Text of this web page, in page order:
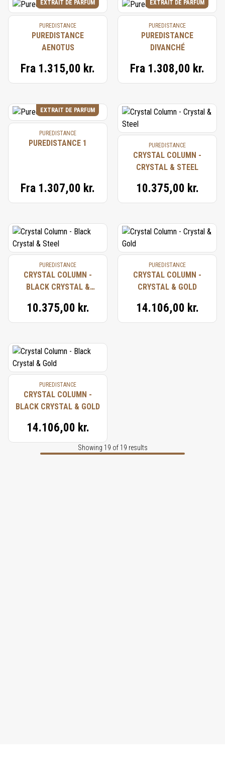
EXTRAIT DE PARFUM
PUREDISTANCE
PUREDISTANCE
AENOTUS
Fra 1.315,00 kr.
EXTRAIT DE PARFUM
PUREDISTANCE
PUREDISTANCE
DIVANCHÉ
Fra 1.308,00 kr.
EXTRAIT DE PARFUM
PUREDISTANCE
PUREDISTANCE 1
Fra 1.307,00 kr.
PUREDISTANCE
CRYSTAL COLUMN -
CRYSTAL & STEEL
10.375,00 kr.
PUREDISTANCE
CRYSTAL COLUMN -
BLACK CRYSTAL &
10.375,00 kr.
PUREDISTANCE
CRYSTAL COLUMN -
CRYSTAL & GOLD
14.106,00 kr.
PUREDISTANCE
CRYSTAL COLUMN -
BLACK CRYSTAL & GOLD
14.106,00 kr.
Showing 19 of 19 results